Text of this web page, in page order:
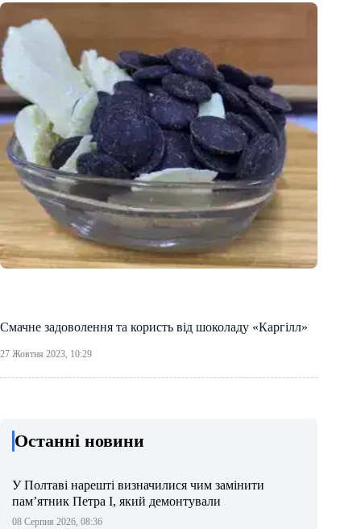
Смачне задоволення та користь від шоколаду «Каргілл»
27 Жовтня 2023, 10:29
Останні новини
У Полтаві нарешті визначилися чим замінити
пам’ятник Петра І, який демонтували
08 Серпня 2026, 08:36